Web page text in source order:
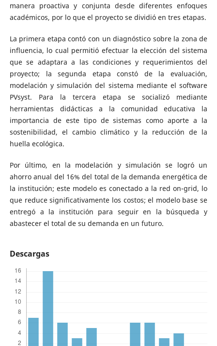
manera proactiva y conjunta desde diferentes enfoques
académicos, por lo que el proyecto se dividió en tres etapas.
La primera etapa contó con un diagnóstico sobre la zona de
influencia, lo cual permitió efectuar la elección del sistema
que se adaptara a las condiciones y requerimientos del
proyecto; la segunda etapa constó de la evaluación,
modelación y simulación del sistema mediante el software
PVsyst. Para la tercera etapa se socializó mediante
herramientas didácticas a la comunidad educativa la
importancia de este tipo de sistemas como aporte a la
sostenibilidad, el cambio climático y la reducción de la
huella ecológica.
Por último, en la modelación y simulación se logró un
ahorro anual del 16% del total de la demanda energética de
la institución; este modelo es conectado a la red on-grid, lo
que reduce significativamente los costos; el modelo base se
entregó a la institución para seguir en la búsqueda y
abastecer el total de su demanda en un futuro.
Descargas